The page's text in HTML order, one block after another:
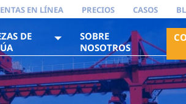
EN LÍNEA PRECIOS CASOS
DE
SOBRE
NOSOTROS